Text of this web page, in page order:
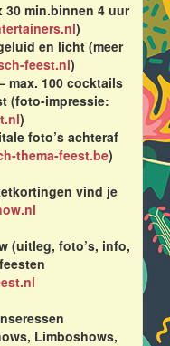
30 min.binnen 4 uur
)
en licht (meer
feest.nl)
max. 100 cocktails
(foto-impressie:
)
foto’s achteraf
thema-feest.be)
vind je
(uitleg, foto’s, info,
Limboshows,